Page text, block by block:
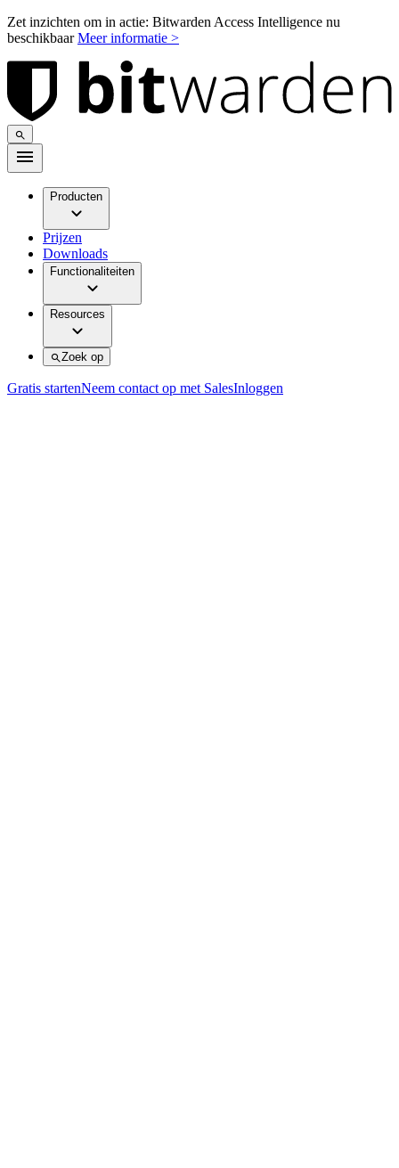
Zet inzichten om in actie: Bitwarden Access Intelligence nu
beschikbaarMeer informatie >
Producten
Prijzen
Downloads
Functionaliteiten
Resources
Zoek op
Gratis startenNeem contact op met SalesInloggen